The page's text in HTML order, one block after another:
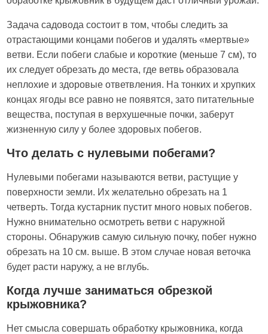
Задача садовода состоит в том, чтобы следить за
отрастающими концами побегов и удалять «мертвые»
ветви. Если побеги слабые и короткие (меньше 7 см), то
их следует обрезать до места, где ветвь образовала
неплохие и здоровые ответвления. На тонких и хрупких
концах ягоды все равно не появятся, зато питательные
вещества, поступая в верхушечные почки, заберут
жизненную силу у более здоровых побегов.
Что делать с нулевыми побегами?
Нулевыми побегами называются ветви, растущие у
поверхности земли. Их желательно обрезать на 1
четверть. Тогда кустарник пустит много новых побегов.
Нужно внимательно осмотреть ветви с наружной
стороны. Обнаружив самую сильную почку, побег нужно
обрезать на 10 см. выше. В этом случае новая веточка
будет расти наружу, а не вглубь.
Когда лучше заниматься обрезкой
крыжовника?
Нет смысла совершать обработку крыжовника, когда